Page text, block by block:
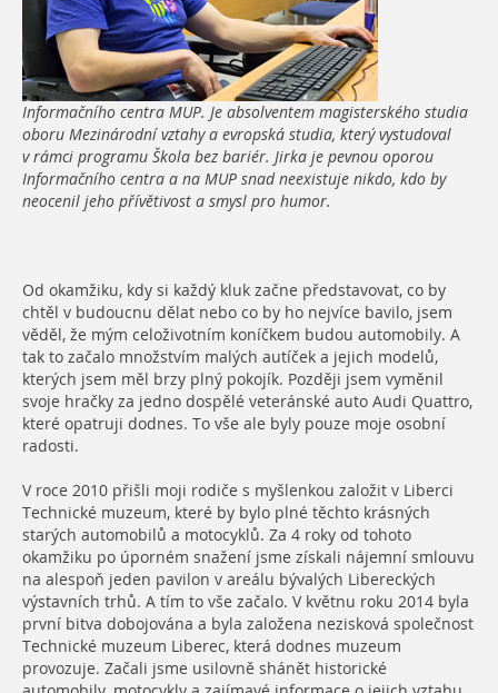
Informačního centra MUP. Je absolventem magisterského studia
oboru Mezinárodní vztahy a evropská studia, který vystudoval
v rámci programu Škola bez bariér. Jirka je pevnou oporou
Informačního centra a na MUP snad neexistuje nikdo, kdo by
neocenil jeho přívětivost a smysl pro humor.
Od okamžiku, kdy si každý kluk začne představovat, co by
chtěl v budoucnu dělat nebo co by ho nejvíce bavilo, jsem
věděl, že mým celoživotním koníčkem budou automobily. A
tak to začalo množstvím malých autíček a jejich modelů,
kterých jsem měl brzy plný pokojík. Později jsem vyměnil
svoje hračky za jedno dospělé veteránské auto Audi Quattro,
které opatruji dodnes. To vše ale byly pouze moje osobní
radosti.
V roce 2010 přišli moji rodiče s myšlenkou založit v Liberci
Technické muzeum, které by bylo plné těchto krásných
starých automobilů a motocyklů. Za 4 roky od tohoto
okamžiku po úporném snažení jsme získali nájemní smlouvu
na alespoň jeden pavilon v areálu bývalých Libereckých
výstavních trhů. A tím to vše začalo. V květnu roku 2014 byla
první bitva dobojována a byla založena nezisková společnost
Technické muzeum Liberec, která dodnes muzeum
provozuje. Začali jsme usilovně shánět historické